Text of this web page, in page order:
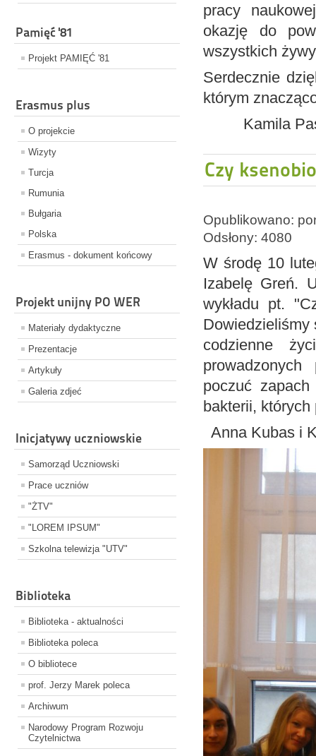
Pamięć '81
Projekt PAMIĘĆ '81
Erasmus plus
O projekcie
Wizyty
Turcja
Rumunia
Bułgaria
Polska
Erasmus - dokument końcowy
Projekt unijny PO WER
Materiały dydaktyczne
Prezentacje
Artykuły
Galeria zdjeć
Inicjatywy uczniowskie
Samorząd Uczniowski
Prace uczniów
"ŻTV"
"LOREM IPSUM"
Szkolna telewizja "UTV"
Biblioteka
Biblioteka - aktualności
Biblioteka poleca
O bibliotece
prof. Jerzy Marek poleca
Archiwum
Narodowy Program Rozwoju
Czytelnictwa
pracy
okazję do
wszystkich
Serdecznie
którym
Kamila
Czy
Opublikowano:
Odsłony: 4080
W środę 10
Izabelę Greń.
wykładu pt.
Dowiedzieliśmy
codzienne
poczuć
bakterii, których
Anna Kubas i